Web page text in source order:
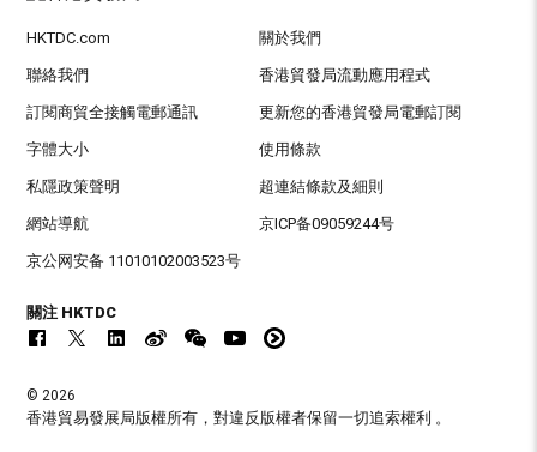
HKTDC.com 關於我們
聯絡我們 香港貿發局流動應用程式
訂閱商貿全接觸電郵通訊 更新您的香港貿發局電郵訂閱
字體大小 使用條款
私隱政策聲明 超連結條款及細則
網站導航 京ICP备09059244号
京公网安备 11010102003523号
關注 HKTDC
© 2026
香港貿易發展局版權所有，對違反版權者保留一切追索權利 。